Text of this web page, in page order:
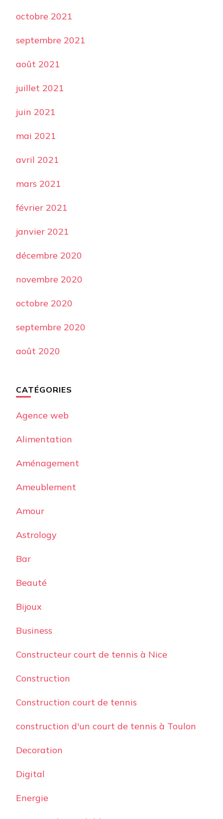
octobre 2021
septembre 2021
août 2021
juillet 2021
juin 2021
mai 2021
avril 2021
mars 2021
février 2021
janvier 2021
décembre 2020
novembre 2020
octobre 2020
septembre 2020
août 2020
CATÉGORIES
Agence web
Alimentation
Aménagement
Ameublement
Amour
Astrology
Bar
Beauté
Bijoux
Business
Constructeur court de tennis à Nice
Construction
Construction court de tennis
construction d'un court de tennis à Toulon
Decoration
Digital
Energie